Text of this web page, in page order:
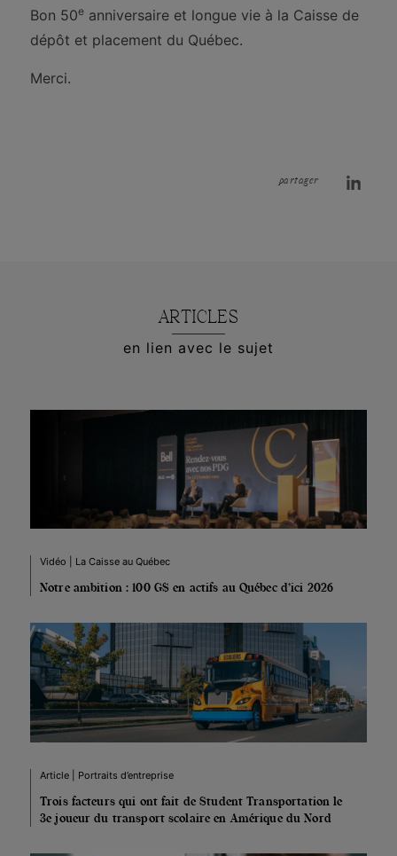
Bon 50e anniversaire et longue vie à la Caisse de
dépôt et placement du Québec.
Merci.
partager
ARTICLES
en lien avec le sujet
Vidéo | La Caisse au Québec
Notre ambition : 100 G$ en actifs au Québec d’ici 2026
Article | Portraits d’entreprise
Trois facteurs qui ont fait de Student Transportation le
3e joueur du transport scolaire en Amérique du Nord